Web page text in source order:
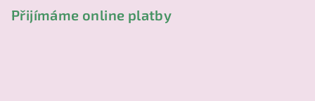
Přijímáme online platby